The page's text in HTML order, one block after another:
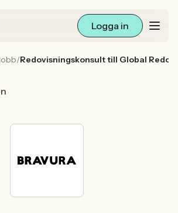
Logga in
AI
/Redovisningskonsult till Global